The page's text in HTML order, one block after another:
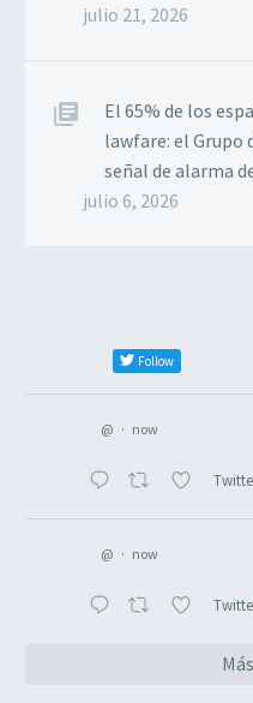
julio 21, 2026
El 65% de los
lawfare: el Grupo
señal de alarma
julio 6, 2026
Follow
@ · now
@ · now